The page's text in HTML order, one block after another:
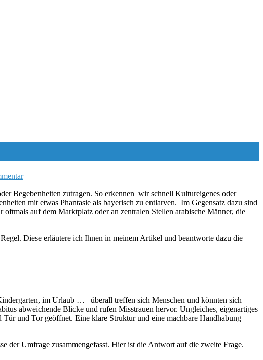
Begebenheiten zutragen. So erkennen wir schnell Kultureigenes oder
mit etwas Phantasie als bayerisch zu entlarven. Im Gegensatz dazu sind
auf dem Marktplatz oder an zentralen Stellen arabische Männer, die
Diese erläutere ich Ihnen in meinem Artikel und beantworte dazu die
im Urlaub … überall treffen sich Menschen und könnten sich
abweichende Blicke und rufen Misstrauen hervor. Ungleiches, eigenartiges
und Tor geöffnet. Eine klare Struktur und eine machbare Handhabung
der Umfrage zusammengefasst. Hier ist die Antwort auf die zweite Frage.